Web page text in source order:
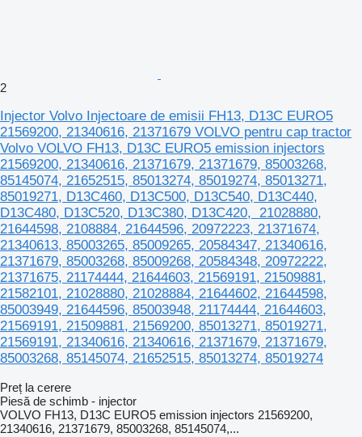
2
Injector Volvo Injectoare de emisii FH13, D13C EURO5
21569200, 21340616, 21371679 VOLVO pentru cap tractor
Volvo VOLVO FH13, D13C EURO5 emission injectors
21569200, 21340616, 21371679, 21371679, 85003268,
85145074, 21652515, 85013274, 85019274, 85013271,
85019271, D13C460, D13C500, D13C540, D13C440,
D13C480, D13C520, D13C380, D13C420, 21028880,
21644598, 2108884, 21644596, 20972223, 21371674,
21340613, 85003265, 85009265, 20584347, 21340616,
21371679, 85003268, 85009268, 20584348, 20972222,
21371675, 21174444, 21644603, 21569191, 21509881,
21582101, 21028880, 21028884, 21644602, 21644598,
85003949, 21644596, 85003948, 21174444, 21644603,
21569191, 21509881, 21569200, 85013271, 85019271,
21569191, 21340616, 21340616, 21371679, 21371679,
85003268, 85145074, 21652515, 85013274, 85019274
Preț la cerere
Piesă de schimb - injector
VOLVO FH13, D13C EURO5 emission injectors 21569200,
21340616, 21371679, 85003268, 85145074,...